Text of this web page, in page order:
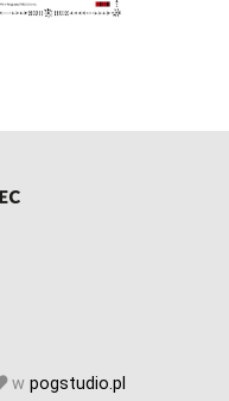
w pogstudio.pl